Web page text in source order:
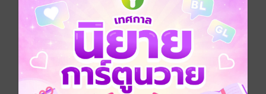
ซื้อเป็นของขวัญ ติดตาม แชร์
รวมเพลงฮิตของศิลปินอินดี้ขวัญใจ เด็กแนว แบบจัดเต็ม